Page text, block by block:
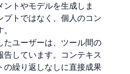
ントやモデルを生成しま
プトではなく、個人のコン
たユーザーは、ツール間の
告しています。コンテキス
の繰り返しなしに直接成果